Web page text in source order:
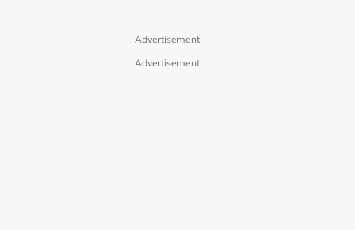
Advertisement
Advertisement